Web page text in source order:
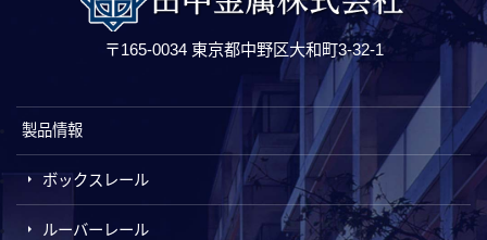
〒165-0034 東京都中野区大和町3-32-1
製品情報
ボックスレール
ルーバーレール